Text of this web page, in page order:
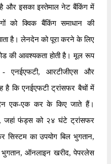
और इसका इस्तेमाल नेट बैंकिंग में
को क्विक बैंकिंग समाधान की
है। लेनदेन को पूरा करने के लिए
की आवश्यकता होती है। मूल रूप
एनईएफटी, आरटीजीएस और
कि एनईएफटी ट्रांसफर बैचों में
एक-एक कर के किए जाते हैं।
जहां फंड्स को २४ घंटे ट्रांसफर
का उपयोग बिल भुगतान,
भुगतान, ऑनलाइन खरीद, पेपरलेस